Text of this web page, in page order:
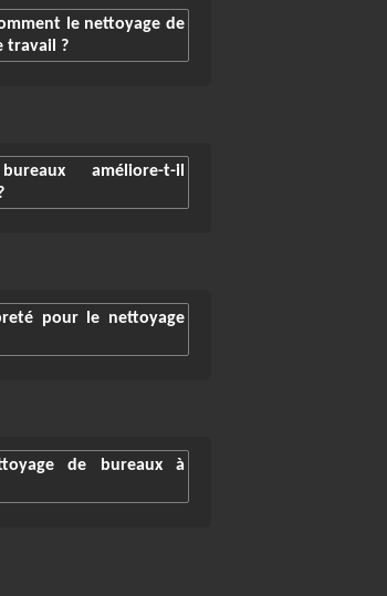
le nettoyage de
travail ?
améliore-t-il
pour le nettoyage
de bureaux à